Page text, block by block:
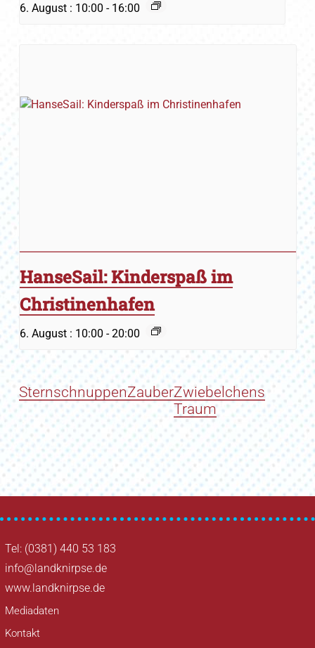
6. August : 10:00 - 16:00
HanseSail: Kinderspaß im
Christinenhafen
6. August : 10:00 - 20:00
SternschnuppenZauberZwiebelchens
Traum
Tel: (0381) 440 53 183
info@landknirpse.de
www.landknirpse.de
Mediadaten
Kontakt